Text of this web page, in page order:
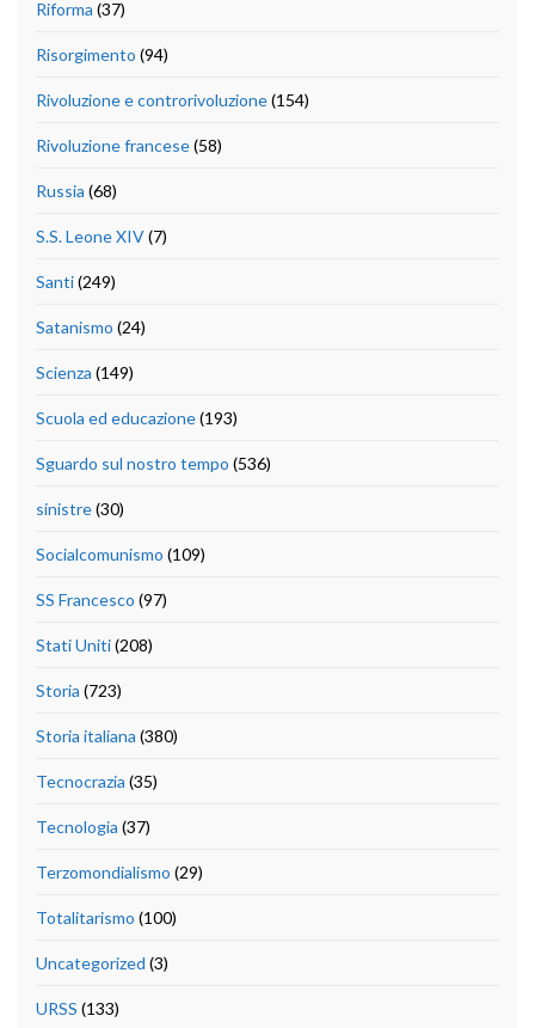
Riforma (37)
Risorgimento (94)
Rivoluzione e controrivoluzione(154)
Rivoluzione francese(58)
Russia (68)
S.S. Leone XIV(7)
Santi(249)
Satanismo (24)
Scienza (149)
Scuola ed educazione(193)
Sguardo sul nostro tempo (536)
sinistre(30)
Socialcomunismo (109)
SS Francesco (97)
Stati Uniti(208)
Storia (723)
Storia italiana (380)
Tecnocrazia (35)
Tecnologia (37)
Terzomondialismo (29)
Totalitarismo (100)
Uncategorized (3)
URSS (133)